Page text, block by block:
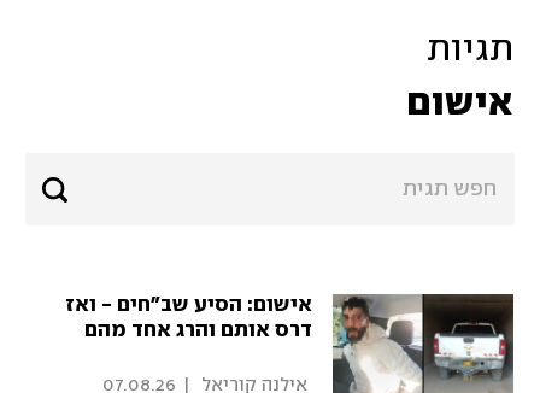
תגיות
אישום
אישום: הסיע שב"חים - ואז
דרס אותם והרג אחד מהם
אילנה קוריאל 07.08.26